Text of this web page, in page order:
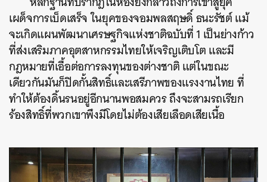
เผด็จการเบ็ดเสร็จ ในยุคของจอมพลสฤษดิ์ ธนะรัชต์ แม้
จะเกิดแผนพัฒนาเศรษฐกิจแห่งชาติฉบับที่ 1 เป็นย่างก้าว
ที่ส่งเสริมภาคอุตสาหกรรมไทยให้เจริญเติบโต และมี
กฎหมายที่เอื้อต่อการลงทุนของต่างชาติ แต่ในขณะ
เดียวกันมันก็ปิดกั้นสิทธิ์และเสรีภาพของแรงงานไทย ที่
ทำให้ต้องดิ้นรนอยู่อีกนานพอสมควร ถึงจะสามรถเรียก
ร้องสิทธิ์ที่พวกเขาพึงมีโดยไม่ต้องเสียเลือดเสียเนื้อ
SHARE TWEET LINE EMAIL